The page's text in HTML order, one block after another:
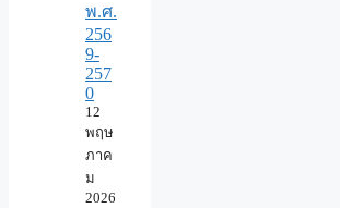
พ.ศ.
256
9-
257
0
12
พฤษ
ภาค
ม
2026